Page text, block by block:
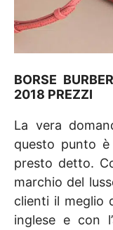
BORSE
2018 PREZZI
La vera
questo punto è
presto detto.
marchio del
clienti il meglio
inglese e con